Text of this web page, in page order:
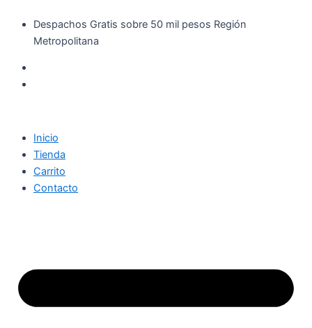
contenido
Despachos Gratis sobre 50 mil pesos Región
Metropolitana
Inicio
Tienda
Carrito
Contacto
Desodorante
Aerosol